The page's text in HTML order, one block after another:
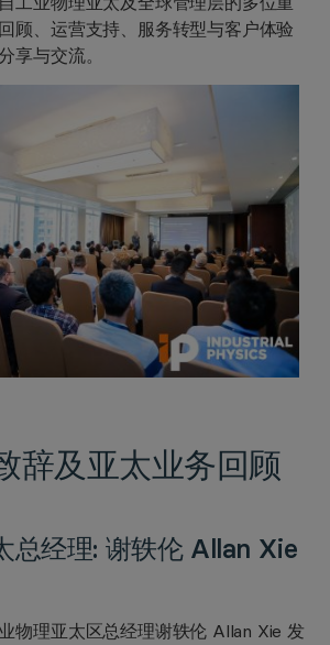
顾、运营支持、服务转型与客户体验
享与交流。
辞及 亚太业务回顾
总经理: 谢轶伦 Allan Xie
物理亚太区总经理谢轶伦 Allan Xie 发